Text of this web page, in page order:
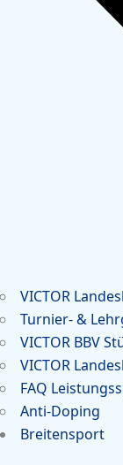
VICTOR
Turnier- &
VICTOR BBV
VICTOR
FAQ
Anti-Doping
Breitensport